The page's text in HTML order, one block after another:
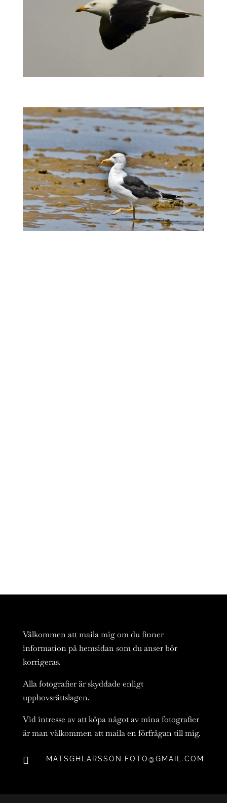
Välkommen att maila mig om du finner
information på hemsidan som du anser bör
korrigeras.
Alla fotografier är skyddade enligt
upphovsrättslagen.
Vid intresse av att köpa något av mina fotografier
är man välkommen att maila en förfrågan till mig.
 MATSGHLARSSON.FOTO@GMAIL.COM